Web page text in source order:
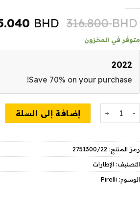
316.800BHD
BHD
متوفر في المخزون
2022
Save 70% on your purchase!
إضافة إلى السلة
رمز المنتج: 2751300/22
التصنيف: الإطارات
الوسوم: Pirelli